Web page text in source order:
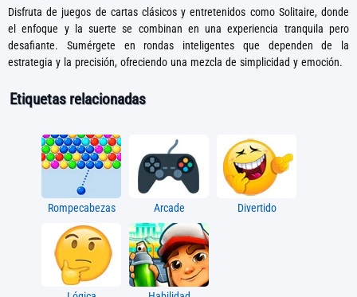
Disfruta de juegos de cartas clásicos y entretenidos como Solitaire, donde
el enfoque y la suerte se combinan en una experiencia tranquila pero
desafiante. Sumérgete en rondas inteligentes que dependen de la
estrategia y la precisión, ofreciendo una mezcla de simplicidad y emoción.
Etiquetas relacionadas
Rompecabezas Arcade Divertido